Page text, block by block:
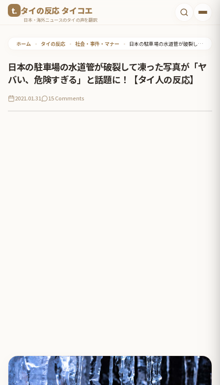
タイの反応 タイコエ
日本・海外ニュースのタイの声を翻訳
ホーム • タイの反応 • 社会・事件・マナー • 日本の駐車場の水道管が破裂して凍った写真が「ヤバい、危険すぎる」と話題に！【タイ人の反応】
日本の駐車場の水道管が破裂して凍った写真が「ヤ
バい、危険すぎる」と話題に！【タイ人の反応】
2021.01.31 15 Comments